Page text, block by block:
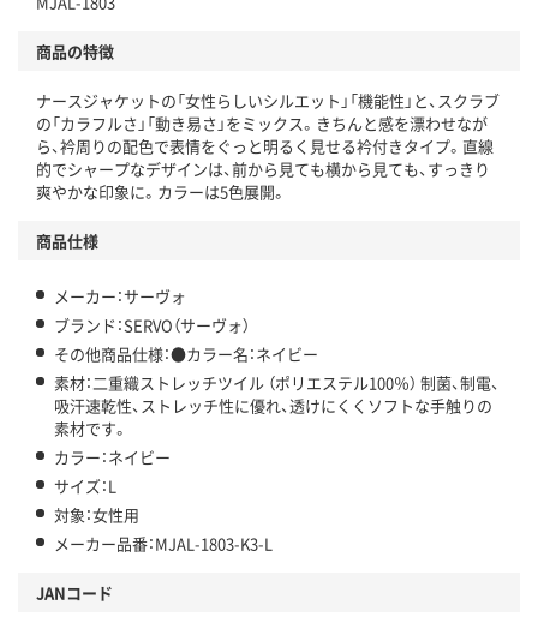
商品の特徴
ナースジャケットの「女性らしいシルエット」「機能性」と、スクラブ
の「カラフルさ」「動き易さ」をミックス。きちんと感を漂わせなが
ら、衿周りの配色で表情をぐっと明るく見せる衿付きタイプ。直線
的でシャープなデザインは、前から見ても横から見ても、すっきり
爽やかな印象に。カラーは5色展開。
商品仕様
メーカー：サーヴォ
ブランド：SERVO（サーヴォ）
その他商品仕様：●カラー名：ネイビー
素材：二重織ストレッチツイル （ポリエステル100％） 制菌、制電、
吸汗速乾性、ストレッチ性に優れ、透けにくくソフトな手触りの
素材です。
カラー：ネイビー
サイズ：L
対象：女性用
メーカー品番：MJAL-1803-K3-L
JANコード